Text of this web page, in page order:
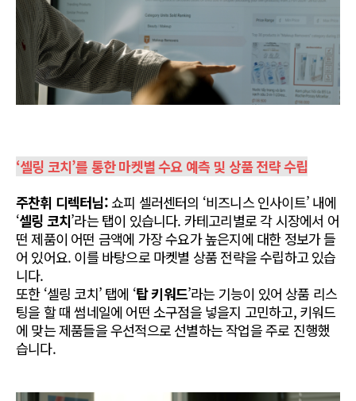
‘셀링 코치’를 통한 마켓별 수요 예측 및 상품 전략 수립
주찬휘 디렉터님: 쇼피 셀러센터의 ‘비즈니스 인사이트’ 내에
‘셀링 코치’라는 탭이 있습니다. 카테고리별로 각 시장에서 어
떤 제품이 어떤 금액에 가장 수요가 높은지에 대한 정보가 들
어 있어요. 이를 바탕으로 마켓별 상품 전략을 수립하고 있습
니다.
또한 ‘셀링 코치’ 탭에 ‘탑 키워드’라는 기능이 있어 상품 리스
팅을 할 때 썸네일에 어떤 소구점을 넣을지 고민하고, 키워드
에 맞는 제품들을 우선적으로 선별하는 작업을 주로 진행했
습니다.